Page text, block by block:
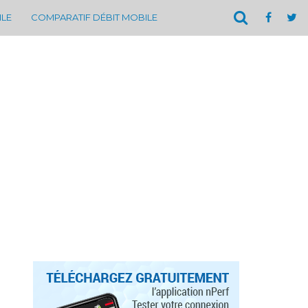
COMPARATIF DÉBIT MOBILE